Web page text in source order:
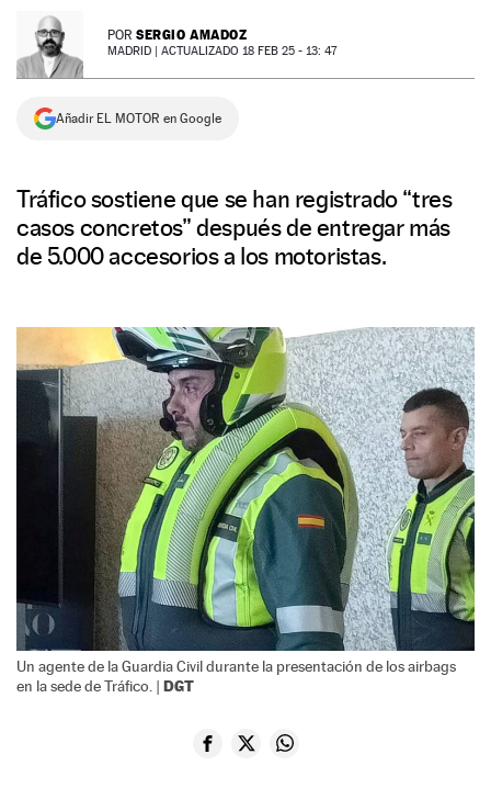
NEWSLETTER POR SERGIO AMADOZ
MADRID | ACTUALIZADO 18 FEB 25 - 13: 47
Añadir EL MOTOR en Google
Tráfico sostiene que se han registrado “tres
casos concretos” después de entregar más
de 5.000 accesorios a los motoristas.
Un agente de la Guardia Civil durante la presentación de los airbags
en la sede de Tráfico. | DGT